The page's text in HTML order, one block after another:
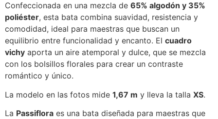
Confeccionada en una mezcla de 65% algodón y 35%
poliéster, esta bata combina suavidad, resistencia y
comodidad, ideal para maestras que buscan un
equilibrio entre funcionalidad y encanto. El cuadro
vichy aporta un aire atemporal y dulce, que se mezcla
con los bolsillos florales para crear un contraste
romántico y único.
La modelo en las fotos mide 1,67 m y lleva la talla XS.
La Passiflora es una bata diseñada para maestras que